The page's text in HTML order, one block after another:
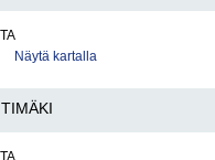
Näytä kartalla